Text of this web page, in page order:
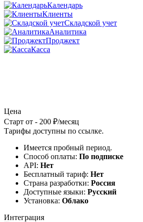
Календарь
Клиенты
Складской учет
Аналитика
Проджект
Касса
Цена
Старт от - 200 ₽/месяц
Тарифы доступны по ссылке.
Имеется пробный период.
Способ оплаты: По подписке
API: Нет
Бесплатный тариф: Нет
Страна разработки: Россия
Доступные языки: Русский
Установка: Облако
Интеграция